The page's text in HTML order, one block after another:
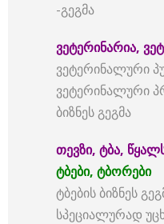
-გეგმა
ვეტერინარია,
ვეტერინალური
ვეტერინალური
ბიზნეს გეგმა
თევზი, ტბა,
ტბები, ტბორები
ტბების ბიზნეს
სპეციალურად